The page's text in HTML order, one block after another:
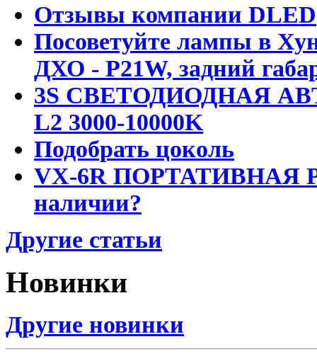
Отзывы компании DLED
Посоветуйте лампы в
ДХО - P21W, задний
3S СВЕТОДИОДНАЯ
L2 3000-10000K
Подобрать цоколь
VX-6R ПОРТАТИВНАЯ
наличии?
Другие статьи
Новинки
Другие новинки